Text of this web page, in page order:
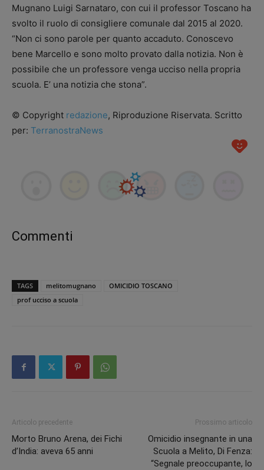
Mugnano Luigi Sarnataro, con cui il professor Toscano ha
svolto il ruolo di consigliere comunale dal 2015 al 2020.
“Non ci sono parole per quanto accaduto. Conoscevo
bene Marcello e sono molto provato dalla notizia. Non è
possibile che un professore venga ucciso nella propria
scuola. E’ una notizia che stona”.
© Copyright redazione, Riproduzione Riservata. Scritto
per: TerranostraNews
Commenti
TAGS melitomugnano
OMICIDIO TOSCANO
prof ucciso a scuola
Articolo precedente
Morto Bruno Arena, dei Fichi
d’India: aveva 65 anni
Prossimo articolo
Omicidio insegnante in una
Scuola a Melito, Di Fenza:
“Segnale preoccupante, lo